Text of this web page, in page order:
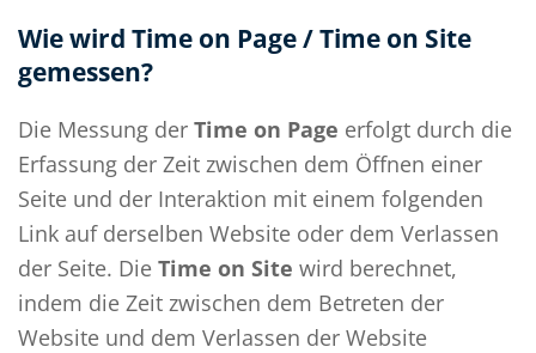
Wie wird Time on Page / Time on Site
gemessen?
Die Messung der Time on Page erfolgt durch die
Erfassung der Zeit zwischen dem Öffnen einer
Seite und der Interaktion mit einem folgenden
Link auf derselben Website oder dem Verlassen
der Seite. Die Time on Site wird berechnet,
indem die Zeit zwischen dem Betreten der
Website und dem Verlassen der Website